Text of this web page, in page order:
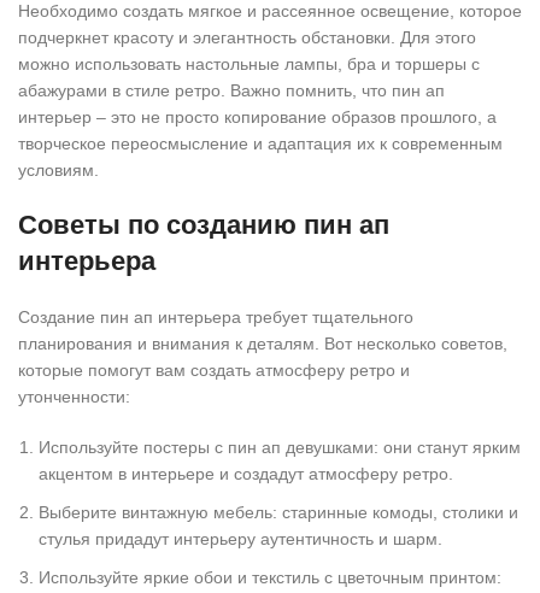
Необходимо создать мягкое и рассеянное освещение, которое
подчеркнет красоту и элегантность обстановки. Для этого
можно использовать настольные лампы, бра и торшеры с
абажурами в стиле ретро. Важно помнить, что пин ап
интерьер – это не просто копирование образов прошлого, а
творческое переосмысление и адаптация их к современным
условиям.
Советы по созданию пин ап
интерьера
Создание пин ап интерьера требует тщательного
планирования и внимания к деталям. Вот несколько советов,
которые помогут вам создать атмосферу ретро и
утонченности:
Используйте постеры с пин ап девушками: они станут ярким
акцентом в интерьере и создадут атмосферу ретро.
Выберите винтажную мебель: старинные комоды, столики и
стулья придадут интерьеру аутентичность и шарм.
Используйте яркие обои и текстиль с цветочным принтом: